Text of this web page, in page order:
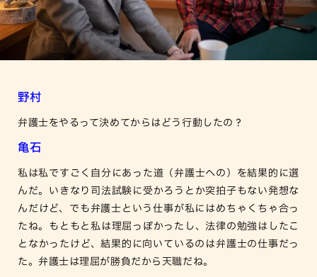
野村
弁護士をやるって決めてからはどう行動したの？
亀石
私は私ですごく自分にあった道（弁護士への）を結果的に選
んだ。いきなり司法試験に受かろうとか突拍子もない発想な
んだけど、でも弁護士という仕事が私にはめちゃくちゃ合っ
たね。もともと私は理屈っぽかったし、法律の勉強はしたこ
となかったけど、結果的に向いているのは弁護士の仕事だっ
た。弁護士は理屈が勝負だから天職だね。